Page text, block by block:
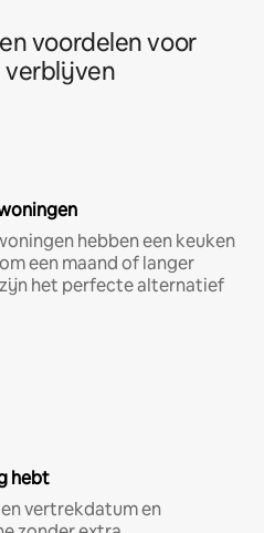
voordelen voor
verblijven
hebben een keuken
een maand of langer
het perfecte alternatief
hebt
vertrekdatum en